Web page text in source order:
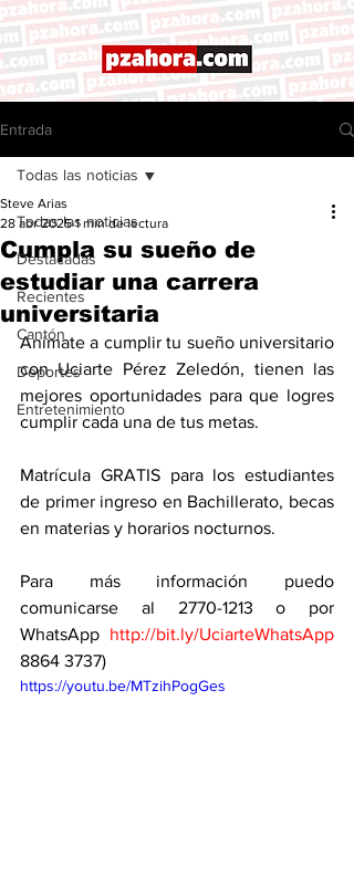
Entrada
Todas las noticias
Destacadas
Recientes
Cantón
Deportes
Entretenimiento
Todas las noticias
Cumpla su sueño de
estudiar una carrera
universitaria
Steve Arias
28 abr 2025 1 min de lectura
Anímate a cumplir tu sueño universitario
con Uciarte Pérez Zeledón, tienen las
mejores oportunidades para que logres
cumplir cada una de tus metas.
Matrícula GRATIS para los estudiantes
de primer ingreso en Bachillerato, becas
en materias y horarios nocturnos.
Para más información puedo
comunicarse al 2770-1213 o por
WhatsApp http://bit.ly/UciarteWhatsApp
⁨8864 3737⁩)
https://youtu.be/MTzihPogGes